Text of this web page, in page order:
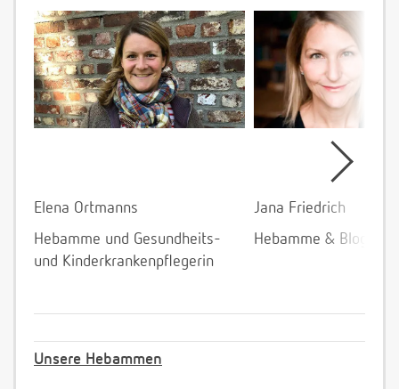
Elena Ortmanns
Hebamme und Gesundheits-
und Kinderkrankenpflegerin
Jana Friedrich
Hebamme &
Unsere Hebammen